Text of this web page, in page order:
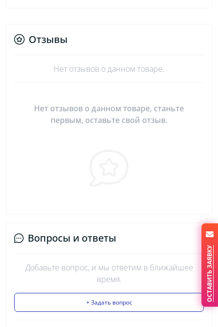
Отзывы
Нет отзывов о данном товаре.
Нет отзывов о данном товаре, станьте
первым, оставьте свой отзыв.
Вопросы и ответы
Добавьте вопрос, и мы ответим в ближайшее
время.
+ Задать вопрос
ОСТАВИТЬ ЗАЯВКУ